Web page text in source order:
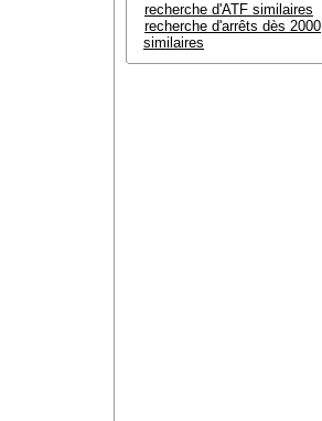
recherche d'ATF similaires
recherche d'arrêts dès 2000
similaires